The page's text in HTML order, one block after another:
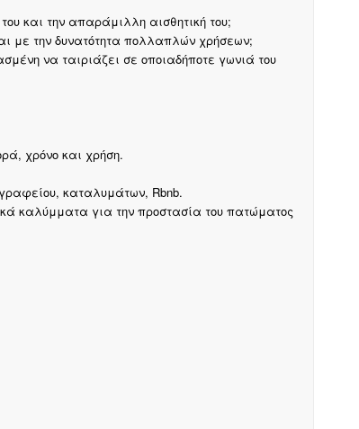
και την απαράμιλλη αισθητική του;
με την δυνατότητα πολλαπλών χρήσεων;
να ταιριάζει σε οποιαδήποτε γωνιά του
χρόνο και χρήση.
καταλυμάτων, Rbnb.
καλύμματα για την προστασία του πατώματος